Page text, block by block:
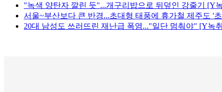
"녹색 양탄자 깔린 듯"...개구리밥으로 뒤덮인 강줄기 [Y
서울~부산보다 큰 반경...초대형 태풍에 휴가철 제주도 '
20대 남성도 쓰러뜨린 재난급 폭염..."일단 멈춰야" [Y녹